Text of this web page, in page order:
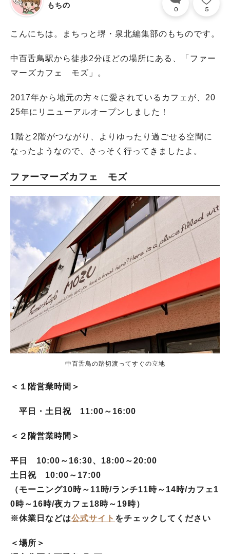
もちの 0 5
こんにちは。まちっと堺・泉北編集部のもちのです。
中百舌鳥駅から徒歩2分ほどの場所にある、「ファー
マーズカフェ モズ」。
2017年から地元の方々に愛されているカフェが、20
25年にリニューアルオープンしました！
1階と2階がつながり、よりゆったり過ごせる空間に
なったようなので、さっそく行ってきましたよ。
ファーマーズカフェ モズ
中百舌鳥の踏切渡ってすぐの立地
＜ １階営業時間 ＞
平日・土日祝 11:00～16:00
＜２階営業時間＞
平日 10:00～16:30、18:00～20:00
土日祝 10:00～17:00
（モーニング10時～11時/ランチ11時～14時/カフェ1
0時～16時/夜カフェ18時～19時）
※休業日などは公式サイト をチェックしてください
＜場所＞